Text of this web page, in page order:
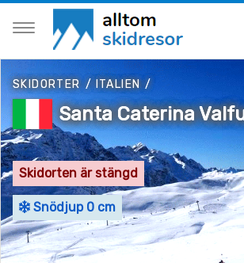
SKIDORTER /ITALIEN /
Santa Caterina
Skidorten är stängd
Snödjup 0 cm